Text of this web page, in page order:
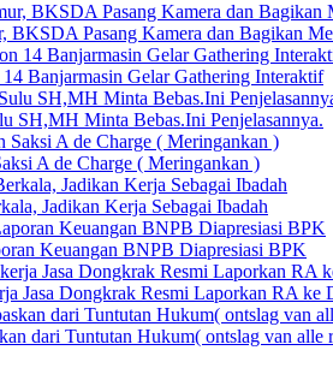
BKSDA Pasang Kamera dan Bagikan
Banjarmasin Gelar Gathering Interaktif
SH,MH Minta Bebas.Ini Penjelasannya.
A de Charge ( Meringankan )
Jadikan Kerja Sebagai Ibadah
Keuangan BNPB Diapresiasi BPK
Jasa Dongkrak Resmi Laporkan RA ke
dari Tuntutan Hukum( ontslag van alle